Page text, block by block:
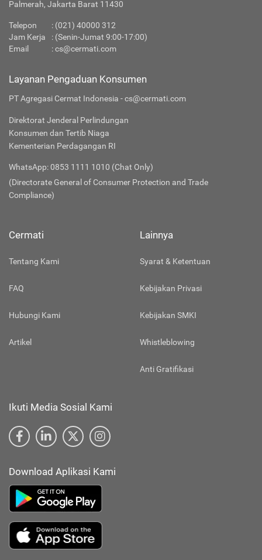
Palmerah, Jakarta Barat 11430
Telepon
: (021) 40000 312
Jam Kerja
: (Senin-Jumat 9:00-17:00)
Email
:cs@cermati.com
Layanan Pengaduan Konsumen
PT Agregasi Cermat Indonesia - cs@cermati.com
Direktorat Jenderal Perlindungan
Konsumen dan Tertib Niaga
Kementerian Perdagangan RI
WhatsApp: 0853 1111 1010 (Chat Only)
(Directorate General of Consumer Protection and Trade
Compliance)
Cermati
Tentang Kami
FAQ
Hubungi Kami
Artikel
Lainnya
Syarat & Ketentuan
Kebijakan Privasi
Kebijakan SMKI
Whistleblowing
Anti Gratifikasi
Ikuti Media Sosial Kami
Download Aplikasi Kami